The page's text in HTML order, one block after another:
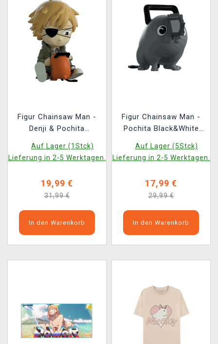
Figur Chainsaw Man -
Denji & Pochita
Man 4)
Auf Lager (1Stck)
Lieferung in 2-5 Werktagen.
19,99 €
31,99 €
In den Warenkorb
Figur Chainsaw Man -
Pochita Black&White
Man 3)
Auf Lager (5Stck)
Lieferung in 2-5 Werktagen.
17,99 €
29,99 €
In den Warenkorb